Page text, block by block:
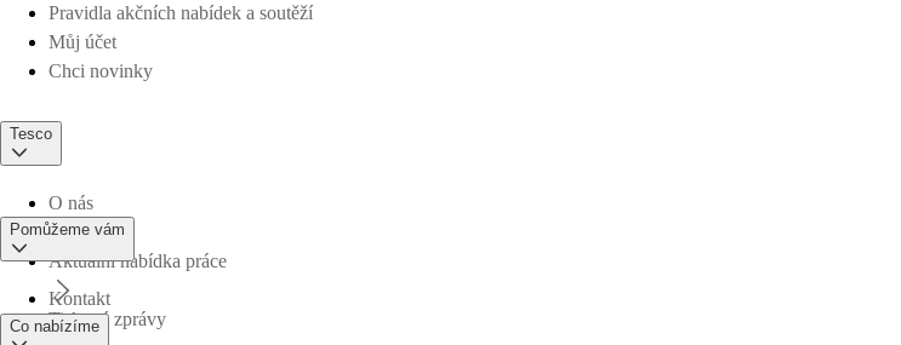
Pravidla akčních nabídek a soutěží
Můj účet
Chci novinky
Tesco
O nás
Aktuální nabídka práce
Tiskové zprávy
Pomůžeme vám
Kontakt
Co nabízíme